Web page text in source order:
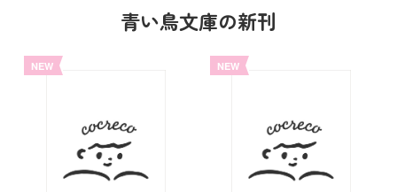
青い鳥文庫の新刊
NEW NEW